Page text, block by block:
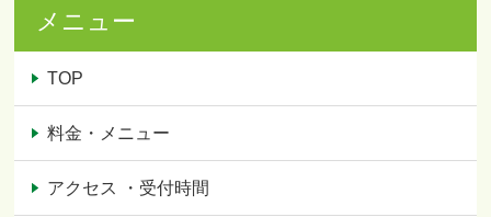
メニュー
TOP
料金・メニュー
アクセス ・受付時間